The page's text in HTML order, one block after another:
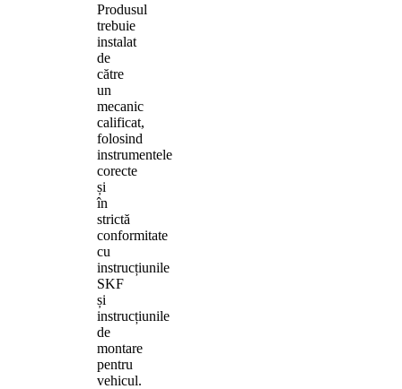
Produsul
trebuie
instalat
de
către
un
mecanic
calificat,
folosind
instrumentele
corecte
și
în
strictă
conformitate
cu
instrucțiunile
SKF
și
instrucțiunile
de
montare
pentru
vehicul.